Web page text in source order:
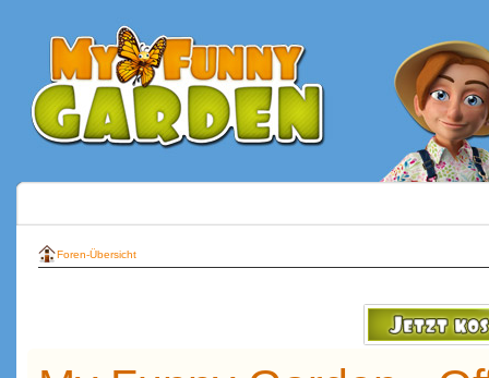
Foren-Übersicht